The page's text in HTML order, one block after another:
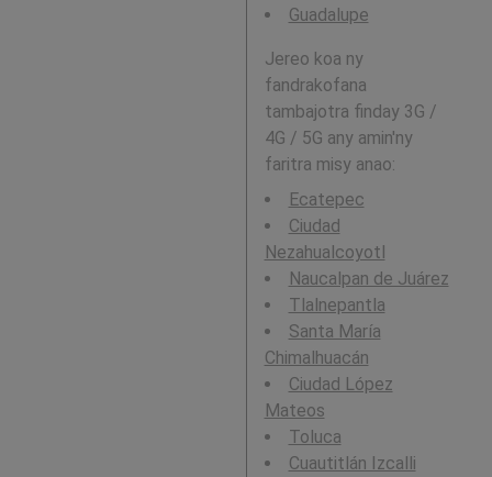
Guadalupe
Jereo koa ny
fandrakofana
tambajotra finday 3G /
4G / 5G any amin'ny
faritra misy anao:
Ecatepec
Ciudad
Nezahualcoyotl
Naucalpan de Juárez
Tlalnepantla
Santa María
Chimalhuacán
Ciudad López
Mateos
Toluca
Cuautitlán Izcalli